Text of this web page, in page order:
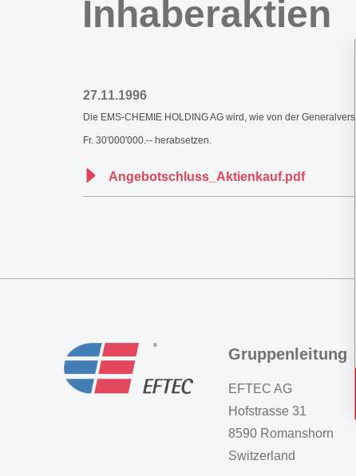
Inhaberaktien
27.11.1996
Die EMS-CHEMIE HOLDING AG wird, wie von der
Fr. 30'000'000.-- herabsetzen.
Angebotschluss_Aktienkauf.pdf
Gruppenleitung
EFTEC AG
Hofstrasse 31
8590 Romanshorn
Switzerland